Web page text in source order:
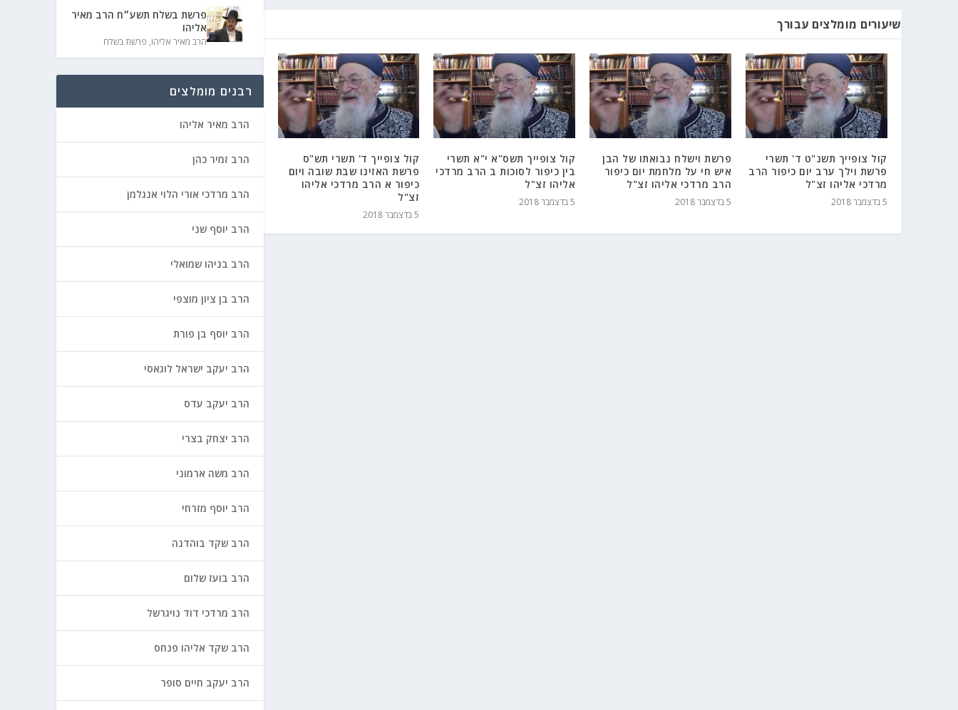
שיעורים מומלצים עבורך
קול צופייך תשנ"ט ד' תשרי
פרשת וילך ערב יום כיפור הרב
מרדכי אליהו זצ"ל
5 בדצמבר 2018
פרשת וישלח נבואתו של הבן
איש חי על מלחמת יום כיפור
הרב מרדכי אליהו זצ"ל
5 בדצמבר 2018
קול צופייך תשס"א י"א תשרי
בין כיפור לסוכות ב הרב מרדכי
אליהו זצ"ל
5 בדצמבר 2018
קול צופייך ד' תשרי תש"ס
פרשת האזינו שבת שובה ויום
כיפור א הרב מרדכי אליהו
זצ"ל
5 בדצמבר 2018
פרשת בשלח תשע״ח הרב מאיר
אליהו
הרב מאיר אליהו, פרשת בשלח
רבנים מומלצים
הרב מאיר אליהו
הרב זמיר כהן
הרב מרדכי אורי הלוי אנגלמן
הרב יוסף שני
הרב בניהו שמואלי
הרב בן ציון מוצפי
הרב יוסף בן פורת
הרב יעקב ישראל לוגאסי
הרב יעקב עדס
הרב יצחק בצרי
הרב משה ארמוני
הרב יוסף מזרחי
הרב שקד בוהדנה
הרב בועז שלום
הרב מרדכי דוד נויגרשל
הרב שקד אליהו פנחס
הרב יעקב חיים סופר